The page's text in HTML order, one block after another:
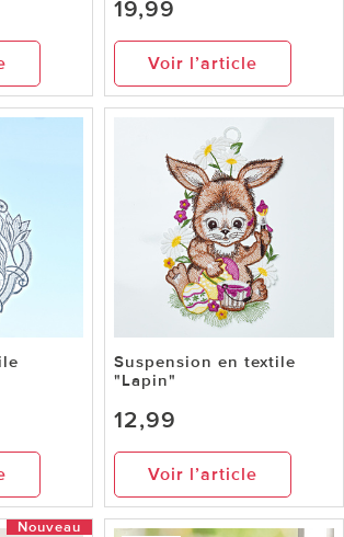
19,99
Voir l’article
Suspension en textile
"Lapin"
12,99
Voir l’article
Nouveau